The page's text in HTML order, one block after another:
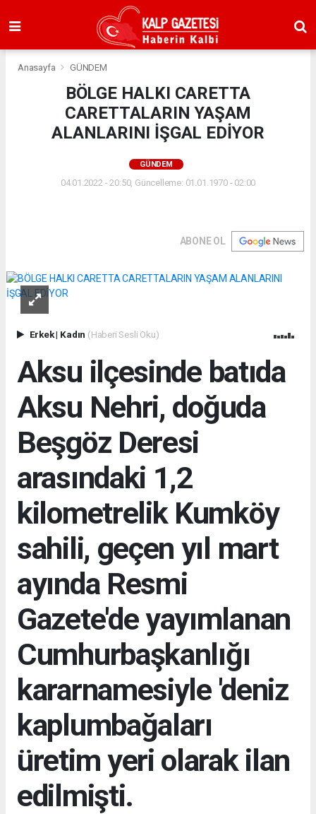
Anasayfa GÜNDEM
BÖLGE HALKI CARETTA
CARETTALARIN YAŞAM
ALANLARINI İŞGAL EDİYOR
GÜNDEM
04.01.2022 - 20:50, Güncelleme: 01.01.1970 - 02:00
ABONE OL
Erkek| Kadın (Haberi Sesli Oku)
Aksu ilçesinde batıda
Aksu Nehri, doğuda
Beşgöz Deresi
arasındaki 1,2
kilometrelik Kumköy
sahili, geçen yıl mart
ayında Resmi
Gazete'de yayımlanan
Cumhurbaşkanlığı
kararnamesiyle 'deniz
kaplumbağaları
üretim yeri olarak ilan
edilmişti.